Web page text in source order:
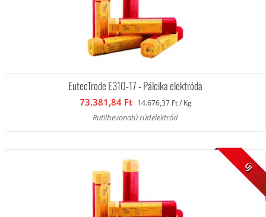
EutecTrode E310-17 - Pálcika elektróda
73.381,84 Ft 14.676,37 Ft / Kg
Rutilbevonatú rúdelektród
ÚJ